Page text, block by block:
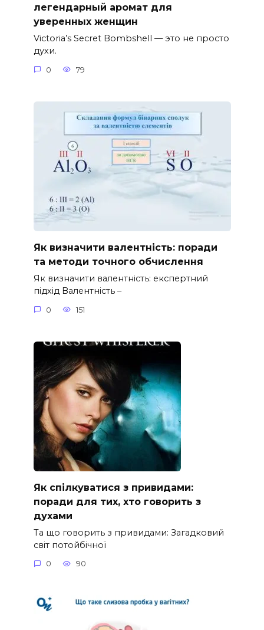
легендарный аромат для
уверенных женщин
Victoria’s Secret Bombshell — это не просто
духи.
0 79
Як визначити валентність: поради
та методи точного обчислення
Як визначити валентність: експертний
підхід Валентність –
0 151
Як спілкуватися з привидами:
поради для тих, хто говорить з
духами
Та що говорить з привидами: Загадковий
світ потойбічної
0 90